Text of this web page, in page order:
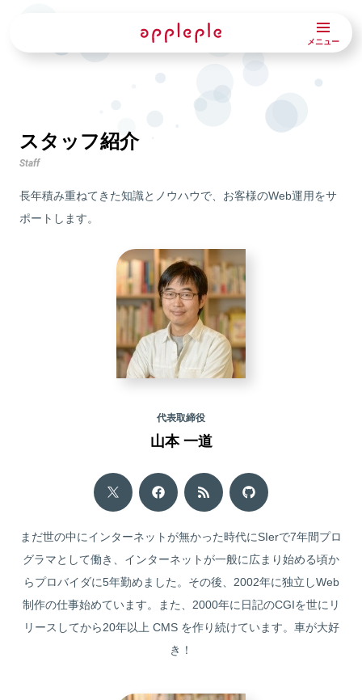
メニュー
スタッフ紹介
Staff
長年積み重ねてきた知識とノウハウで、お客様のWeb運用をサ
ポートします。
代表取締役
山本 一道
まだ世の中にインターネットが無かった時代にSIerで7年間プロ
グラマとして働き、インターネットが一般に広まり始める頃か
らプロバイダに5年勤めました。その後、2002年に独立しWeb
制作の仕事始めています。また、2000年に日記のCGIを世にリ
リースしてから20年以上 CMS を作り続けています。車が大好
き！